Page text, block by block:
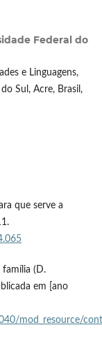
Federal do
e Linguagens,
Sul, Acre, Brasil,
que serve a
família (D.
em [ano
mod_resource/